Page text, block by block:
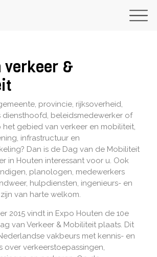
verkeer &
provincie, rijksoverheid,
diensthoofd, beleidsmedewerker of
gebied van verkeer en mobiliteit,
infrastructuur en
Dan is de Dag van de Mobiliteit
in Houten interessant voor u. Ook
planologen, medewerkers
hulpdiensten, ingenieurs- en
van harte welkom.
2015 vindt in Expo Houten de 10e
van Verkeer & Mobiliteit plaats. Dit
vakbeurs met kennis- en
over verkeerstoepassingen,